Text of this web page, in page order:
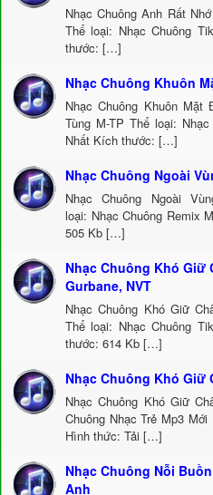
Nhạc Chuông Anh Rất
Thể loại: Nhạc Chuông
thước: […]
Nhạc Chuông Khuôn
Nhạc Chuông Khuôn
Tùng M-TP Thể loại:
Nhất Kích thước: […]
Nhạc Chuông Ngoài
Nhạc Chuông Ngoài
loại: Nhạc Chuông Remix
505 Kb […]
Nhạc Chuông Khó Giữ
Gurbane, NVT
Nhạc Chuông Khó Giữ
Thể loại: Nhạc Chuông
thước: 614 Kb […]
Nhạc Chuông Khó Giữ
Nhạc Chuông Khó Giữ
Chuông Nhạc Trẻ Mp3
Hình thức: Tải […]
Nhạc Chuông Nỗi
Anh